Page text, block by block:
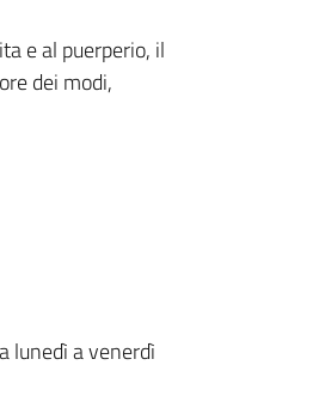
e al puerperio, il
dei modi,
lunedì a venerdì